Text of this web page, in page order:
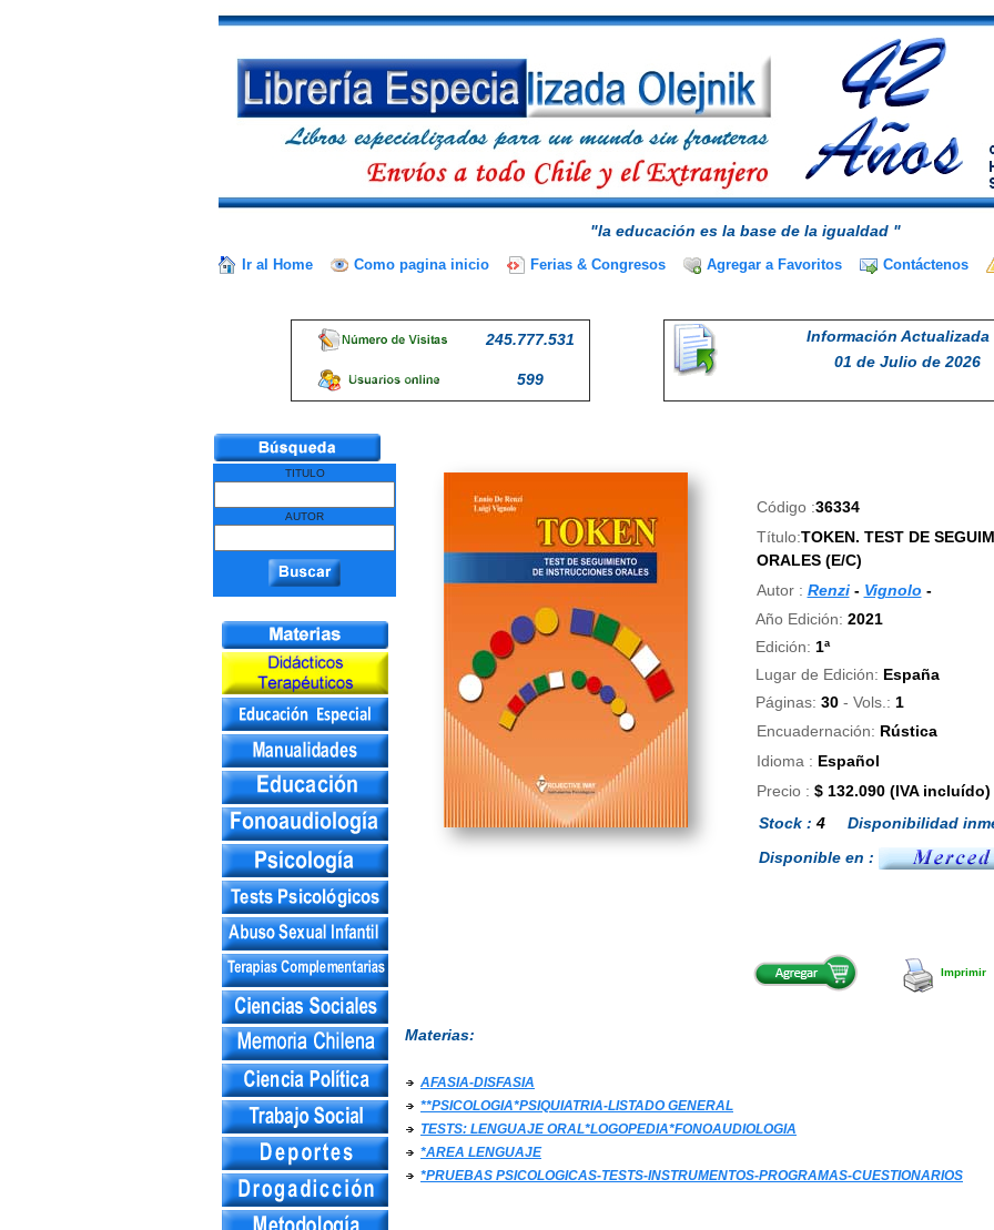
"la educación es la base de la igualdad "
Ir al Home Como pagina inicio Ferias & Congresos Agregar a Favoritos Contáctenos
245.777.531
599
Información Actualizada
01 de Julio de 2026
TITULO
AUTOR
Código :36334
Título:TOKEN. TEST DE
ORALES (E/C)
Autor : Renzi - Vignolo -
Año Edición: 2021
Edición: 1ª
Lugar de Edición: España
Páginas: 30- Vols.: 1
Encuadernación: Rústica
Idioma : Español
Precio : $ 132.090 (IVA incluído)
Stock : 4Disponibilidad
Disponible en :
Imprimir
Materias:
AFASIA-DISFASIA
**PSICOLOGIA*PSIQUIATRIA-LISTADO GENERAL
TESTS: LENGUAJE ORAL*LOGOPEDIA*FONOAUDIOLOGIA
*AREA LENGUAJE
*PRUEBAS PSICOLOGICAS-TESTS-INSTRUMENTOS-PROGRAMAS-CUESTIONARIOS